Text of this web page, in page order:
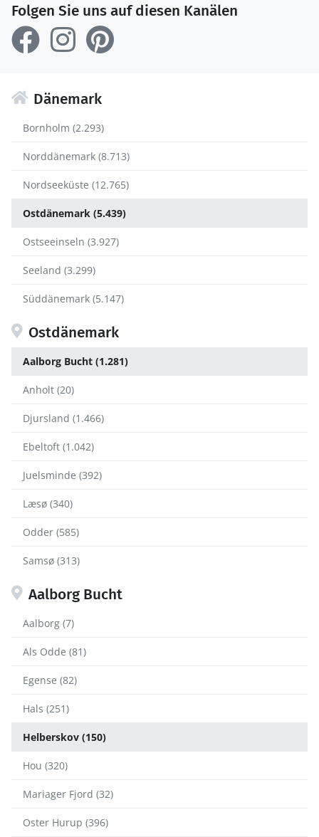
Folgen Sie uns auf diesen Kanälen
Dänemark
Bornholm (2.293)
Norddänemark (8.713)
Nordseeküste (12.765)
Ostdänemark (5.439)
Ostseeinseln (3.927)
Seeland (3.299)
Süddänemark (5.147)
Ostdänemark
Aalborg Bucht (1.281)
Anholt (20)
Djursland (1.466)
Ebeltoft (1.042)
Juelsminde (392)
Læsø (340)
Odder (585)
Samsø (313)
Aalborg Bucht
Aalborg (7)
Als Odde (81)
Egense (82)
Hals (251)
Helberskov (150)
Hou (320)
Mariager Fjord (32)
Oster Hurup (396)